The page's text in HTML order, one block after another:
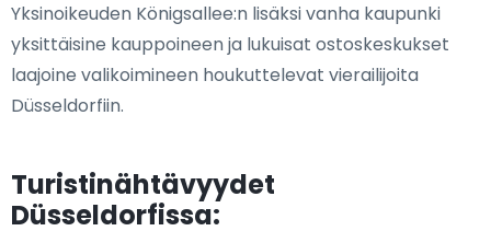
Yksinoikeuden Königsallee:n lisäksi vanha kaupunki
yksittäisine kauppoineen ja lukuisat ostoskeskukset
laajoine valikoimineen houkuttelevat vierailijoita
Düsseldorfiin.
Turistinähtävyydet
Düsseldorfissa: